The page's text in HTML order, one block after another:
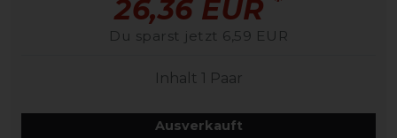
26,36 EUR
Du sparst jetzt 6,59 EUR
Inhalt 1 Paar
Ausverkauft